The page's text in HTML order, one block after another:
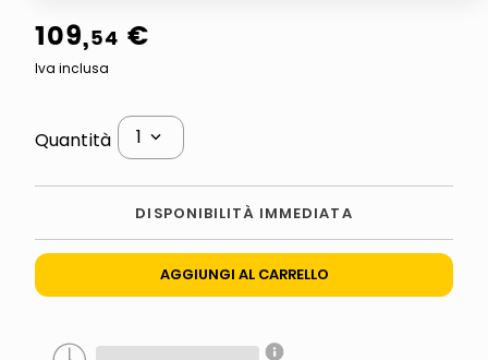
109,54 €
Iva inclusa
Quantità 1
DISPONIBILITÀ IMMEDIATA
AGGIUNGI AL CARRELLO